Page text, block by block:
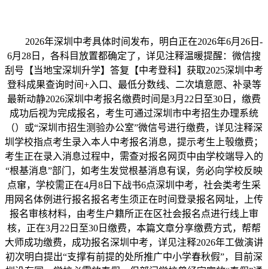
2026年深圳中考具体时间发布，明白正在2026年6月26日-
6月28日，各科目放置都确定了，详见注释温暖提醒：微信搜
刮号【当地宝深圳升学】答复【中考登科】获取2025深圳中考
登科成果查询时间+入口、最低分数线、二次填意愿、补录等
最新动静2026深圳中考报名缴费时间是3月22日至30日，缴费
成功后视为完成报名，考生可通过深圳市中考招生办理系统
（）或“深圳市招生测验办公室”微信号进行缴费，详见注释深
圳学校指点考生录入本人中考报名消息，提示考生上彀缴费；
考生正在录入消息过程中，需查对报名网页中由学校端导入的
“根基消息”部门，如考生发觉根基消息有误，务必向学校反映
点窜，学校需正在4月8日下战书6点深圳中考，社会类考生采
用网名体例进行报名报名考生须正在时间登录报名网址，上传
报名审核材料，由考生户籍所正在区社会报名点进行线上审
核，正在3月22日至30日缴费，本篇文章分享缴费方式，帮帮
大师成功缴费，成功报名深圳中考，详见注释2026年工做演讲
初次明白提出“支撑有前提的处所推广中小学春秋假”，目前深